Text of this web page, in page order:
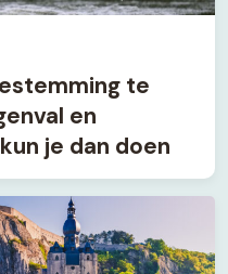
te
en
je dan doen